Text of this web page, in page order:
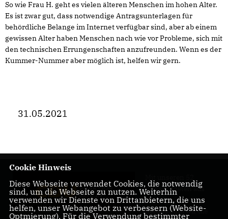
So wie Frau H. geht es vielen älteren Menschen im hohen Alter.
Es ist zwar gut, dass notwendige Antragsunterlagen für
behördliche Belange im Internet verfügbar sind, aber ab einem
gewissen Alter haben Menschen nach wie vor Probleme, sich mit
den technischen Errungenschaften anzufreunden. Wenn es der
Kummer-Nummer aber möglich ist, helfen wir gern.
31.05.2021
Abgeordneten aus
allen Bezirken
Berlins sind wir die
Cookie Hinweis
Diese Webseite verwendet Cookies, die notwendig
sind, um die Webseite zu nutzen. Weiterhin
verwenden wir Dienste von Drittanbietern, die uns
helfen, unser Webangebot zu verbessern (Website-
Optmierung). Für die Verwendung bestimmter